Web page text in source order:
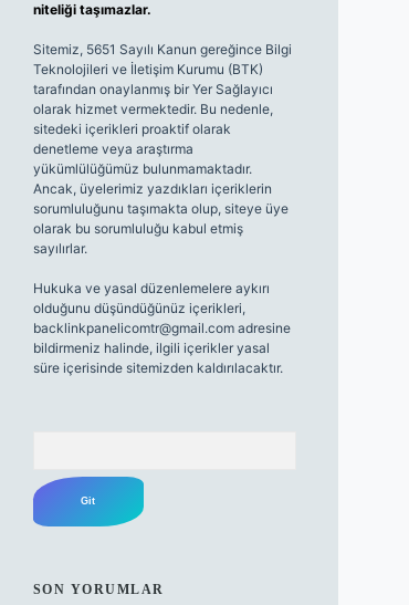
niteliği taşımazlar.
Sitemiz, 5651 Sayılı Kanun gereğince Bilgi
Teknolojileri ve İletişim Kurumu (BTK)
tarafından onaylanmış bir Yer Sağlayıcı
olarak hizmet vermektedir. Bu nedenle,
sitedeki içerikleri proaktif olarak
denetleme veya araştırma
yükümlülüğümüz bulunmamaktadır.
Ancak, üyelerimiz yazdıkları içeriklerin
sorumluluğunu taşımakta olup, siteye üye
olarak bu sorumluluğu kabul etmiş
sayılırlar.
Hukuka ve yasal düzenlemelere aykırı
olduğunu düşündüğünüz içerikleri,
backlinkpanelicomtr@gmail.comadresine
bildirmeniz halinde, ilgili içerikler yasal
süre içerisinde sitemizden kaldırılacaktır.
SON YORUMLAR